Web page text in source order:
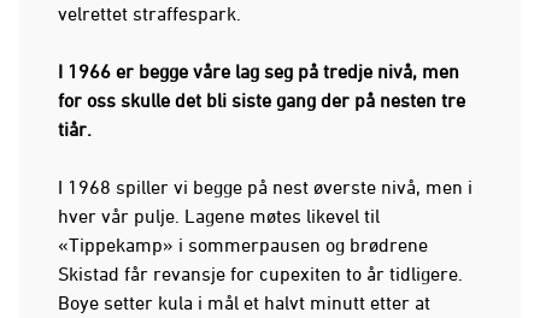
velrettet straffespark.
I 1966 er begge våre lag seg på tredje nivå, men
for oss skulle det bli siste gang der på nesten tre
tiår.
I 1968 spiller vi begge på nest øverste nivå, men i
hver vår pulje. Lagene møtes likevel til
«Tippekamp» i sommerpausen og brødrene
Skistad får revansje for cupexiten to år tidligere.
Boye setter kula i mål et halvt minutt etter at